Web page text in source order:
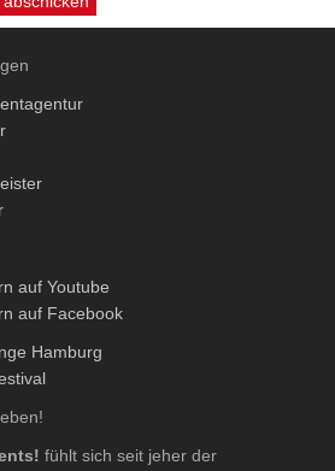
auf Youtube
auf Facebook
Hamburg
fühlt sich seit jeher der